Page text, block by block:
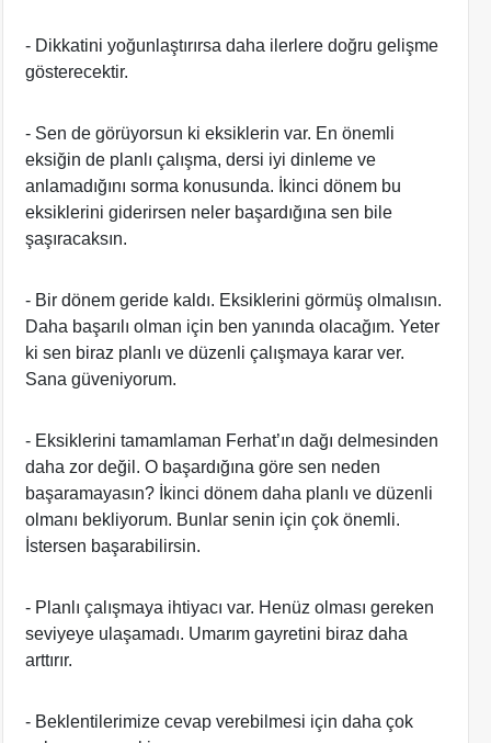
- Dikkatini yoğunlaştırırsa daha ilerlere doğru gelişme
gösterecektir.
- Sen de görüyorsun ki eksiklerin var. En önemli
eksiğin de planlı çalışma, dersi iyi dinleme ve
anlamadığını sorma konusunda. İkinci dönem bu
eksiklerini giderirsen neler başardığına sen bile
şaşıracaksın.
- Bir dönem geride kaldı. Eksiklerini görmüş olmalısın.
Daha başarılı olman için ben yanında olacağım. Yeter
ki sen biraz planlı ve düzenli çalışmaya karar ver.
Sana güveniyorum.
- Eksiklerini tamamlaman Ferhat’ın dağı delmesinden
daha zor değil. O başardığına göre sen neden
başaramayasın? İkinci dönem daha planlı ve düzenli
olmanı bekliyorum. Bunlar senin için çok önemli.
İstersen başarabilirsin.
- Planlı çalışmaya ihtiyacı var. Henüz olması gereken
seviyeye ulaşamadı. Umarım gayretini biraz daha
arttırır.
- Beklentilerimize cevap verebilmesi için daha çok